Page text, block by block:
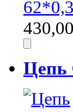
430,00
Цепь